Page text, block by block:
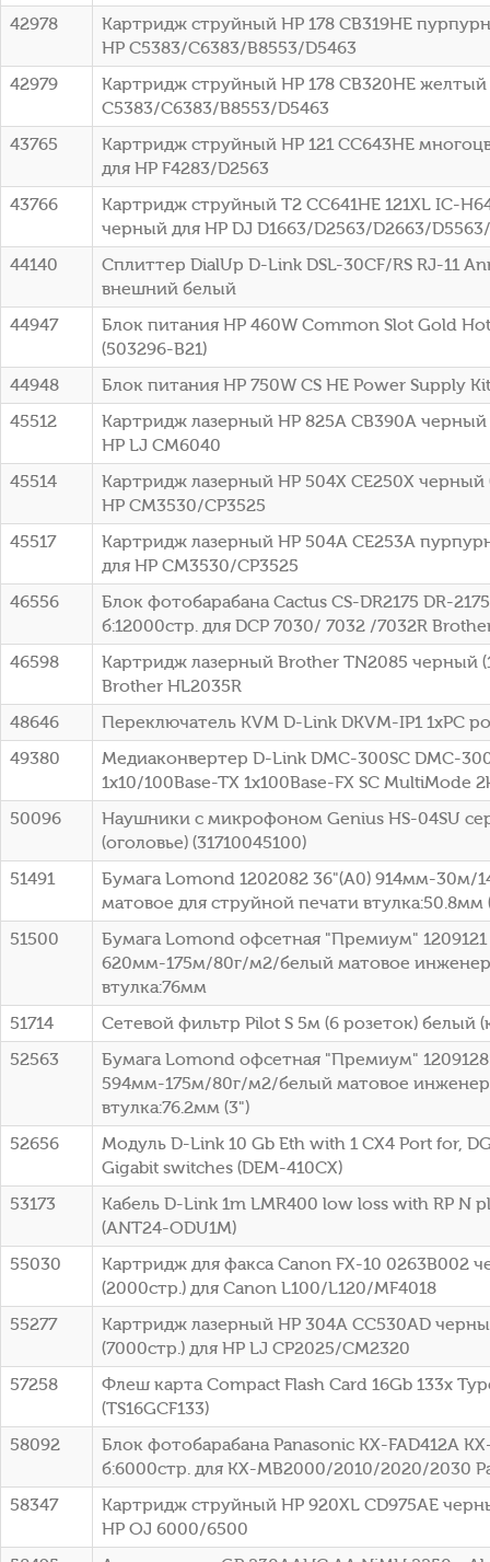
42978
Картридж струйный HP 178 CB319HE
HP C5383/C6383/B8553/D5463
42979
Картридж струйный HP 178 CB320HE желтый
C5383/C6383/B8553/D5463
43765
Картридж струйный HP 121 CC643HE
для HP F4283/D2563
43766
Картридж струйный T2 CC641HE 121XL IC-
черный для HP DJ D1663/D2563/D2663/
44140
Сплиттер DialUp D-Link DSL-30CF/RS RJ-11
внешний белый
44947
Блок питания HP 460W Common Slot Gold
(503296-B21)
44948
Блок питания HP 750W CS HE Power Supply
45512
Картридж лазерный HP 825A CB390A черный
HP LJ CM6040
45514
Картридж лазерный HP 504X CE250X черный
HP CM3530/CP3525
45517
Картридж лазерный HP 504A CE253A
для HP CM3530/CP3525
46556
Блок фотобарабана Cactus CS-DR2175 DR-
б:12000стр. для DCP 7030/ 7032 /7032R
46598
Картридж лазерный Brother TN2085 черный
Brother HL2035R
48646
Переключатель KVM D-Link DKVM-IP1 1xPC
49380
Медиаконвертер D-Link DMC-300SC DMC-
1x10/100Base-TX 1x100Base-FX SC MultiMode
50096
Наушники с микрофоном Genius HS-04SU
(оголовье) (31710045100)
51491
Бумага Lomond 1202082 36"(A0) 914мм-30м/
матовое для струйной печати втулка:50.8мм
51500
Бумага Lomond офсетная "Премиум" 1209121
620мм-175м/80г/м2/белый матовое
втулка:76мм
51714
Сетевой фильтр Pilot S 5м (6 розеток) белый
52563
Бумага Lomond офсетная "Премиум" 1209128
594мм-175м/80г/м2/белый матовое
втулка:76.2мм (3")
52656
Модуль D-Link 10 Gb Eth with 1 CX4 Port for,
Gigabit switches (DEM-410CX)
53173
Кабель D-Link 1m LMR400 low loss with RP N
(ANT24-ODU1M)
55030
Картридж для факса Canon FX-10 0263B002
(2000стр.) для Canon L100/L120/MF4018
55277
Картридж лазерный HP 304A CC530AD
(7000стр.) для HP LJ CP2025/CM2320
57258
Флеш карта Compact Flash Card 16Gb 133x
(TS16GCF133)
58092
Блок фотобарабана Panasonic KX-FAD412A
б:6000стр. для KX-MB2000/2010/2020/2030
58347
Картридж струйный HP 920XL CD975AE
HP OJ 6000/6500